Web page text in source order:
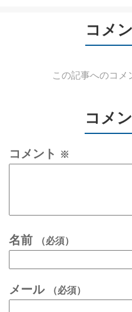
コメ
この記事へのコメ
コメ
コメント ※
名前 （必須）
メール （必須）